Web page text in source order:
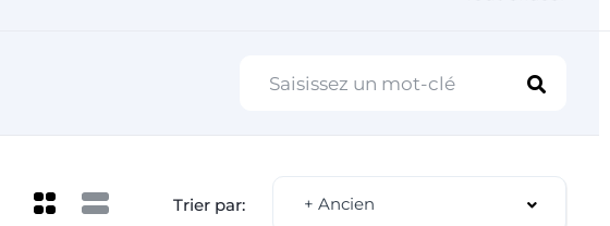
Trier par: + Ancien